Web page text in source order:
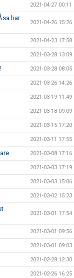
2021-04-27 00:11
har
2021-04-26 15:26
2021-04-23 17:58
2021-03-28 13:09
2021-03-28 08:05
2021-03-26 14:26
2021-03-19 11:49
2021-03-18 09:09
2021-03-15 17:20
2021-03-11 17:55
2021-03-08 17:16
2021-03-03 17:19
2021-03-03 15:06
2021-03-02 15:23
2021-03-01 17:54
2021-03-01 09:56
2021-03-01 09:03
2021-02-28 12:30
2021-02-26 16:25